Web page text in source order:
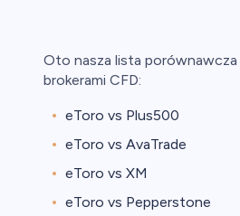
Oto nasza lista porównawcza
brokerami CFD:
eToro vs Plus500
eToro vs AvaTrade
eToro vs XM
eToro vs Pepperstone